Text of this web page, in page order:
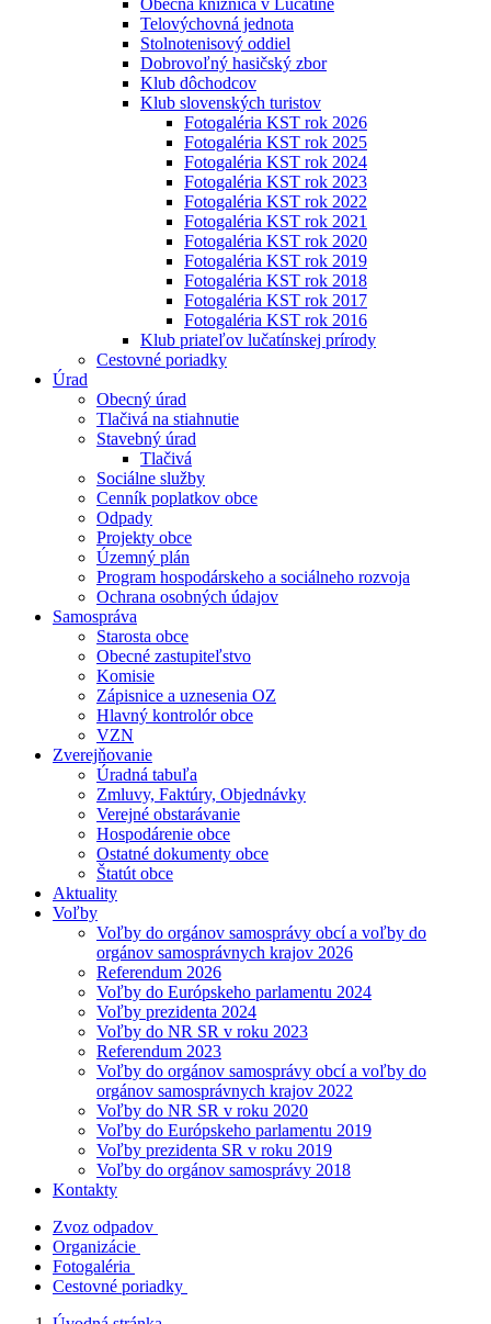
Obecná knižnica v Lučatíne
Telovýchovná jednota
Stolnotenisový oddiel
Dobrovoľný hasičský zbor
Klub dôchodcov
Klub slovenských turistov
Fotogaléria KST rok 2026
Fotogaléria KST rok 2025
Fotogaléria KST rok 2024
Fotogaléria KST rok 2023
Fotogaléria KST rok 2022
Fotogaléria KST rok 2021
Fotogaléria KST rok 2020
Fotogaléria KST rok 2019
Fotogaléria KST rok 2018
Fotogaléria KST rok 2017
Fotogaléria KST rok 2016
Klub priateľov lučatínskej prírody
Cestovné poriadky
Úrad
Obecný úrad
Tlačivá na stiahnutie
Stavebný úrad
Tlačivá
Sociálne služby
Cenník poplatkov obce
Odpady
Projekty obce
Územný plán
Program hospodárskeho a sociálneho rozvoja
Ochrana osobných údajov
Samospráva
Starosta obce
Obecné zastupiteľstvo
Komisie
Zápisnice a uznesenia OZ
Hlavný kontrolór obce
VZN
Zverejňovanie
Úradná tabuľa
Zmluvy, Faktúry, Objednávky
Verejné obstarávanie
Hospodárenie obce
Ostatné dokumenty obce
Štatút obce
Aktuality
Voľby
Voľby do orgánov samosprávy obcí a voľby do
orgánov samosprávnych krajov 2026
Referendum 2026
Voľby do Európskeho parlamentu 2024
Voľby prezidenta 2024
Voľby do NR SR v roku 2023
Referendum 2023
Voľby do orgánov samosprávy obcí a voľby do
orgánov samosprávnych krajov 2022
Voľby do NR SR v roku 2020
Voľby do Európskeho parlamentu 2019
Voľby prezidenta SR v roku 2019
Voľby do orgánov samosprávy 2018
Kontakty
Zvoz odpadov
Organizácie
Fotogaléria
Cestovné poriadky